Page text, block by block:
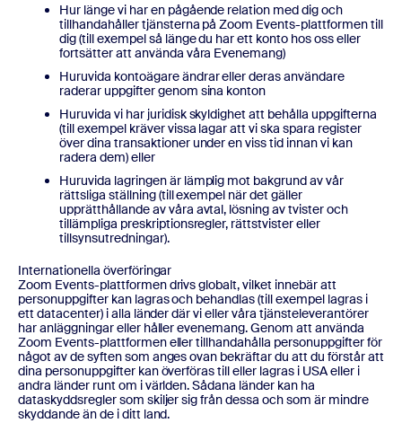
Hur länge vi har en pågående relation med dig och
tillhandahåller tjänsterna på Zoom Events-plattformen till
dig (till exempel så länge du har ett konto hos oss eller
fortsätter att använda våra Evenemang)
Huruvida kontoägare ändrar eller deras användare
raderar uppgifter genom sina konton
Huruvida vi har juridisk skyldighet att behålla uppgifterna
(till exempel kräver vissa lagar att vi ska spara register
över dina transaktioner under en viss tid innan vi kan
radera dem) eller
Huruvida lagringen är lämplig mot bakgrund av vår
rättsliga ställning (till exempel när det gäller
upprätthållande av våra avtal, lösning av tvister och
tillämpliga preskriptionsregler, rättstvister eller
tillsynsutredningar).
Internationella överföringar
Zoom Events-plattformen drivs globalt, vilket innebär att
personuppgifter kan lagras och behandlas (till exempel lagras i
ett datacenter) i alla länder där vi eller våra tjänsteleverantörer
har anläggningar eller håller evenemang. Genom att använda
Zoom Events-plattformen eller tillhandahålla personuppgifter för
något av de syften som anges ovan bekräftar du att du förstår att
dina personuppgifter kan överföras till eller lagras i USA eller i
andra länder runt om i världen. Sådana länder kan ha
dataskyddsregler som skiljer sig från dessa och som är mindre
skyddande än de i ditt land.